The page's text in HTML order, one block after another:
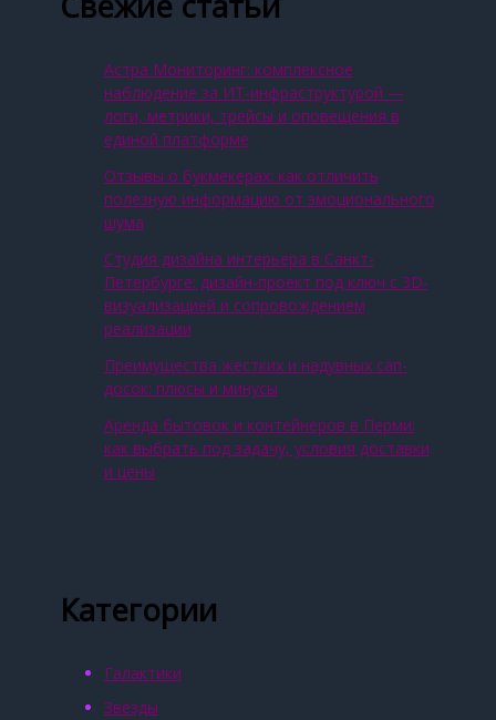
Астра Мониторинг: комплексное
наблюдение за ИТ‑инфраструктурой —
логи, метрики, трейсы и оповещения в
единой платформе
Отзывы о букмекерах: как отличить
полезную информацию от эмоционального
шума
Студия дизайна интерьера в Санкт-
Петербурге: дизайн-проект под ключ с 3D-
визуализацией и сопровождением
реализации
Преимущества жестких и надувных сап-
досок: плюсы и минусы
Аренда бытовок и контейнеров в Перми:
как выбрать под задачу, условия доставки
и цены
Категории
Галактики
Звёзды